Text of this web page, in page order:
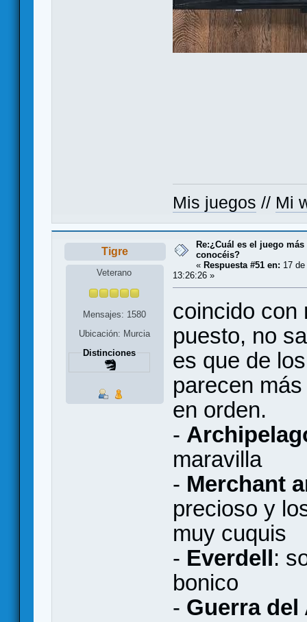
Mis juegos // Mi
Tigre
Veterano
Mensajes: 1580
Ubicación: Murcia
Distinciones
Re:¿Cuál es el juego
conocéis?
« Respuesta #51 en: 17
13:26:26 »
coincido con
puesto, no
es que de
parecen
en orden.
-
maravilla
- Merchant
precioso y
muy cuquis
- Everdell:
bonico
- Guerra del